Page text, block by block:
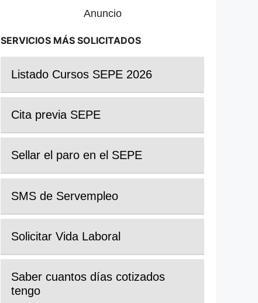
Anuncio
SERVICIOS MÁS SOLICITADOS
Listado Cursos SEPE 2026
Cita previa SEPE
Sellar el paro en el SEPE
SMS de Servempleo
Solicitar Vida Laboral
Saber cuantos días cotizados
tengo